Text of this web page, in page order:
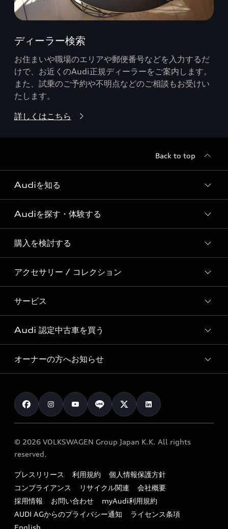
ディーラー検索
お住まいや職場のエリアや郵便番号などを入力するだ
けで、お近くのAudi正規ディーラーをご案内します。
また、試乗のご予約や不明点などのご相談もお受けい
たします。
詳しくはこちら
Back to top
Audiを知る
Audi ブランド
Story of Progress
Audi Sport
Formula 1®
デジタルサービス
Audiを探す・体験する
ディーラー検索
新車在庫検索
試乗車・展示車検索
見積り依頼
試乗予約
購入を検討する
モデル一覧
特別仕様モデル / 限定モデル
e-tronラインアップ
価格シミュレーション
車両比較
カタログ一覧
アクセサリー / コレクション
純正アクセサリー
オンラインショップ
Audi collection
アウディナビアプリ
サービス
サービス入庫予約
サービスプログラム
メンテナンス
車検 / 定期点検
e-tronアフターサポート
myAudi
Audi 認定中古車を買う
Audi認定中古車
クオリティ
保証
メンテナンス
ファイナンス
キャンペーン / イベント
買取査定
オーナーの方へお知らせ
お知らせ
オーナー様向けキャンペーン
特定整備適用車一覧
リサイクル法
よくある質問（FAQ）
© 2026 VOLKSWAGEN Group Japan K.K. All rights
reserved.
プレスリリース 利用規約
個人情報保護方針
コンプライアンス
リサイクル関連
会社概要
採用情報
お問い合わせ
myAudi利用規約
AUDI AGからのプライバシー通知
ライセンス条項
English